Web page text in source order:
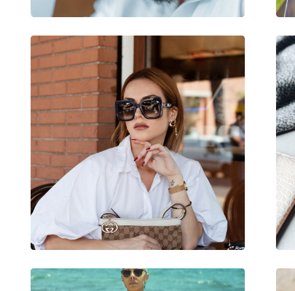
Flexi pánt:
Nie
Puzdro:
Nie
Čistiaca handrička:
Áno
Ostatné
Typ:
Detské
Slnečné okuliare
Značka:
Oakley
Použitie:
Šport
Šport:
Turistika
OJ 9006 29 53